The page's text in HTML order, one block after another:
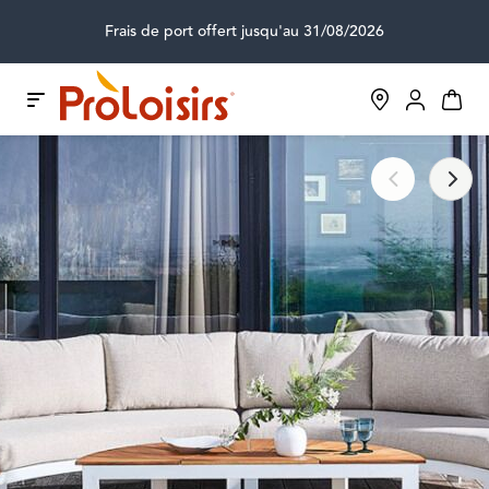
Frais de port offert jusqu'au 31/08/2026